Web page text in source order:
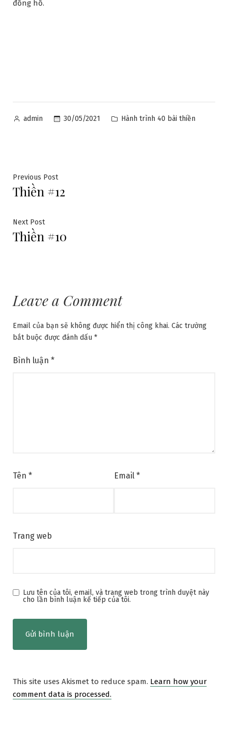
đồng hồ.
Posted
admin 30/05/2021
Posted
Hành trình 40 bài thiền
Điều
hướng
bài
viết
Previous PostPrevious
post:
Thiền #12
Next PostNext
post:
Thiền #10
Leave a Comment
Email của bạn sẽ không được hiển thị công khai. Các trường
bắt buộc được đánh dấu *
Bình luận *
Tên * Email *
Trang web
Lưu tên của tôi, email, và trang web trong trình duyệt này
cho lần bình luận kế tiếp của tôi.
This site uses Akismet to reduce spam. Learn how your
comment data is processed.